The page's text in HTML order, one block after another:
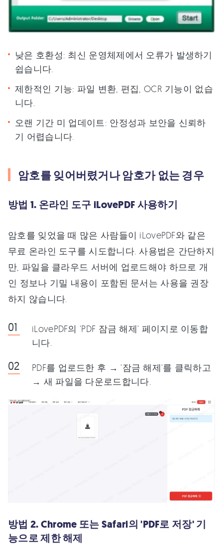
낮은 호환성: 최신 운영체제에서 오류가 발생하기
쉽습니다.
제한적인 기능: 파일 변환, 편집, OCR 기능이 없습
니다.
오랜 기간 미 업데이트: 안정성과 보안을 신뢰하
기 어렵습니다.
암호를 잊어버렸거나 암호가 없는 경우
방법 1. 온라인 도구 iLovePDF 사용하기
암호를 잊었을 때 많은 사람들이 iLovePDF와 같은
무료 온라인 도구를 시도합니다. 사용법은 간단하지
만, 파일을 클라우드 서버에 업로드해야 하므로 개
인 정보나 기밀 내용이 포함된 문서는 사용을 권장
하지 않습니다.
iLovePDF의 'PDF 잠금 해제' 페이지로 이동합
니다.
PDF를 업로드한 후 → '잠금 해제'를 클릭하고
→ 새 파일을 다운로드합니다.
방법 2. Chrome 또는 Safari의 'PDF로 저장' 기
능으로 제한 해제